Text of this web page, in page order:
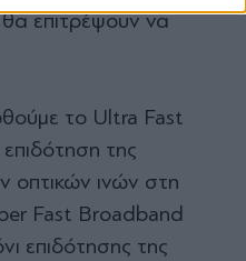
επιτρέψουν να
το Ultra Fast
της
ινών στη
Fast Broadband
επιδότησης της